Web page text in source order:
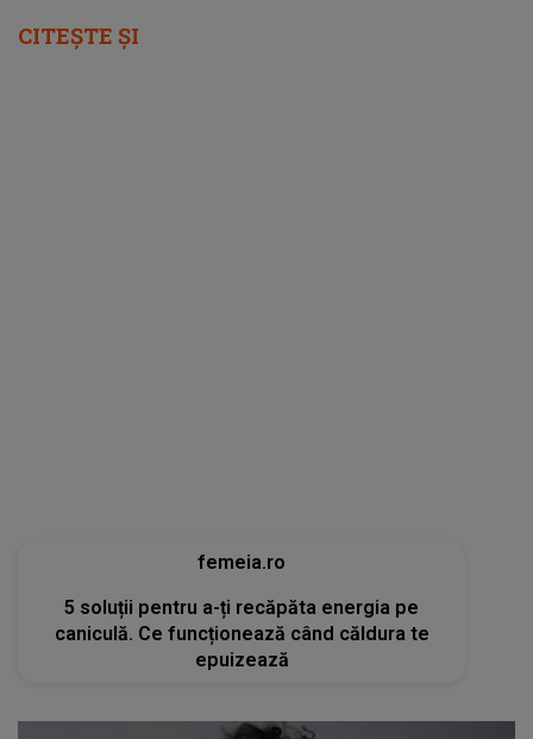
CITEȘTE ȘI
femeia.ro
5 soluții pentru a-ți recăpăta energia pe
caniculă. Ce funcționează când căldura te
epuizează